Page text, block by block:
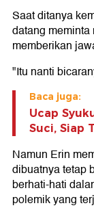
Saat ditanya
datang
memberikan
"Itu nanti
Baca juga:
Ucap
Suci, Siap
Namun Erin
dibuatnya tetap
berhati-hati
polemik yang